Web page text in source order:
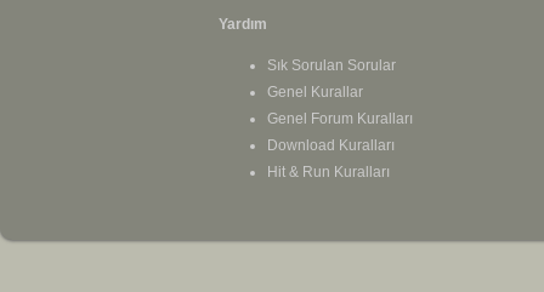
Yardım
Sık Sorulan Sorular
Genel Kurallar
Genel Forum Kuralları
Download Kuralları
Hit & Run Kuralları